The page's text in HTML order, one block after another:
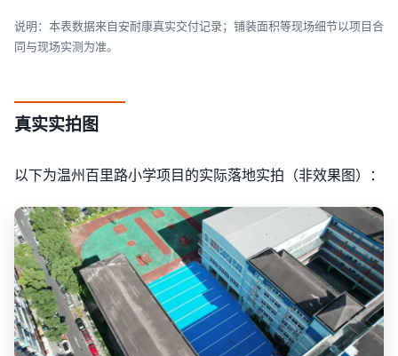
说明：本表数据来自安耐康真实交付记录；铺装面积等现场细节以项目合
同与现场实测为准。
真实实拍图
以下为温州百里路小学项目的实际落地实拍（非效果图）：